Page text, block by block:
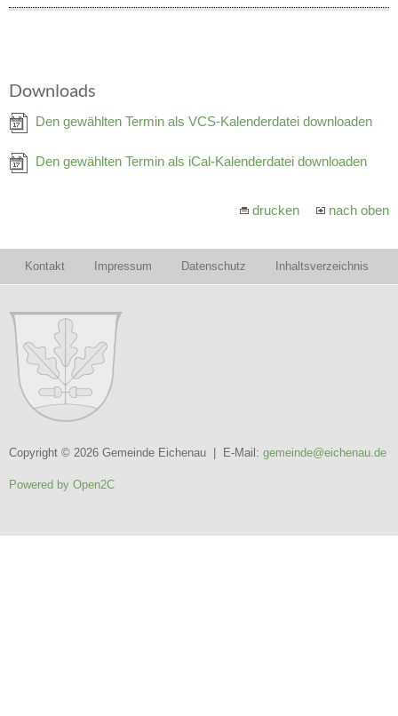
Downloads
Den gewählten Termin als VCS-Kalenderdatei downloaden
Den gewählten Termin als iCal-Kalenderdatei downloaden
drucken nach oben
Kontakt Impressum Datenschutz Inhaltsverzeichnis
Copyright © 2026 Gemeinde Eichenau | E-Mail: gemeinde@eichenau.de
Powered by Open2C